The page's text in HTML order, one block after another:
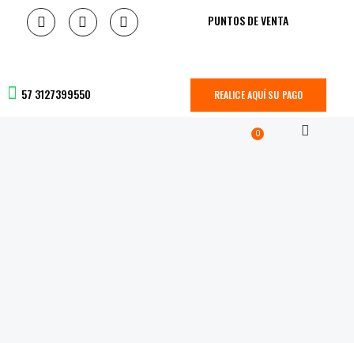
PUNTOS DE VENTA
57 3127399550 REALICE AQUÍ SU PAGO
0